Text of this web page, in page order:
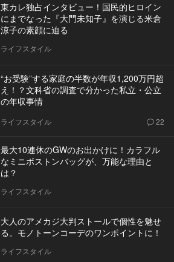
東カレ独占インタビュー！国民的ヒロイン
にまでなった『大門未知子』を演じる米倉
涼子の素顔に迫る
ライフスタイル
“お受験”する家庭の半数が年収1,200万円超
え！？文科省の調査で分かった私立・公立
の年収事情
ライフスタイル 22
最大10連休のGWのお出かけに！カラフル
なミニボストンバッグが、万能な理由と
は？
ライフスタイル
大人のアメカジ大判ストールで個性を魅せ
る。モノトーンコーデのワンポイントに！
ライフスタイル